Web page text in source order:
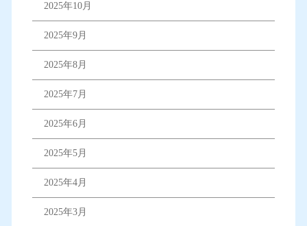
2025年10月
2025年9月
2025年8月
2025年7月
2025年6月
2025年5月
2025年4月
2025年3月